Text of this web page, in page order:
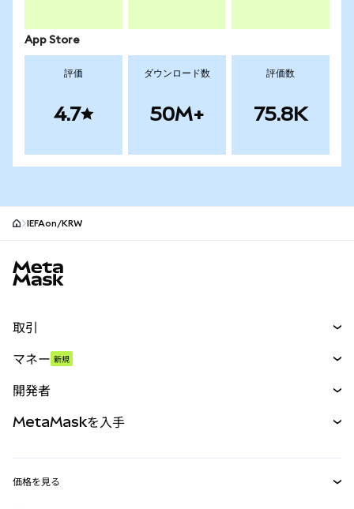
App Store
評価
4.7
ダウンロード数
50M+
評価数
75.8K
IEFAon/KRW
取引
パーペチュアル
RWA
マネー 新規
開発者
MetaMaskを入手
価格を見る